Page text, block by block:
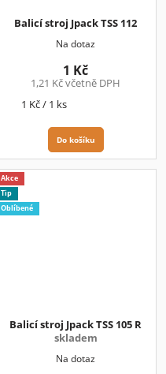
Balicí stroj Jpack TSS 112
Na dotaz
1,21 Kč včetně DPH
1 Kč
Měrná
1 Kč / 1 ks
Do košíku
Akce
Tip
Oblíbené
Balicí stroj Jpack TSS 105 R
skladem
Na dotaz